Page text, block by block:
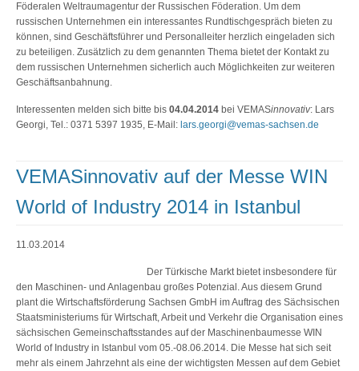
Föderalen Weltraumagentur der Russischen Föderation. Um dem
russischen Unternehmen ein interessantes Rundtischgespräch bieten zu
können, sind Geschäftsführer und Personalleiter herzlich eingeladen sich
zu beteiligen. Zusätzlich zu dem genannten Thema bietet der Kontakt zu
dem russischen Unternehmen sicherlich auch Möglichkeiten zur weiteren
Geschäftsanbahnung.
Interessenten melden sich bitte bis 04.04.2014 bei VEMASinnovativ: Lars
Georgi, Tel.: 0371 5397 1935, E-Mail: lars.georgi@vemas-sachsen.de
VEMASinnovativ auf der Messe WIN
World of Industry 2014 in Istanbul
11.03.2014
Der Türkische Markt bietet insbesondere für
den Maschinen- und Anlagenbau großes Potenzial. Aus diesem Grund
plant die Wirtschaftsförderung Sachsen GmbH im Auftrag des Sächsischen
Staatsministeriums für Wirtschaft, Arbeit und Verkehr die Organisation eines
sächsischen Gemeinschaftsstandes auf der Maschinenbaumesse WIN
World of Industry in Istanbul vom 05.-08.06.2014. Die Messe hat sich seit
mehr als einem Jahrzehnt als eine der wichtigsten Messen auf dem Gebiet